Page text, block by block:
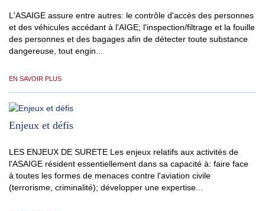
L'ASAIGE assure entre autres: le contrôle d'accès des personnes
et des véhicules accédant à l'AIGE; l'inspection/filtrage et la fouille
des personnes et des bagages afin de détecter toute substance
dangereuse, tout engin...
EN SAVOIR PLUS
Enjeux et défis
LES ENJEUX DE SURETE Les enjeux relatifs aux activités de
l'ASAIGE résident essentiellement dans sa capacité à: faire face
à toutes les formes de menaces contre l'aviation civile
(terrorisme, criminalité); développer une expertise...